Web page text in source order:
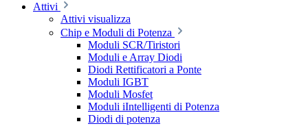
Attivi
Attivi visualizza
Chip e Moduli di Potenza
Moduli SCR/Tiristori
Moduli e Array Diodi
Diodi Rettificatori a Ponte
Moduli IGBT
Moduli Mosfet
Moduli iIntelligenti di Potenza
Diodi di potenza